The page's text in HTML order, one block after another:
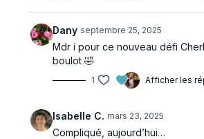
Dany septembre 25, 2025
Mdr i pour ce nouveau défi
boulot 🤣
1 Afficher les
Isabelle C. mars 23, 2025
Compliqué, aujourd’hui…